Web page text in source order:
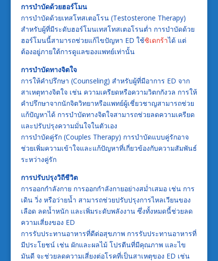
การบำบัดด้วยฮอร์โมน
การบำบัดด้วยเทสโทสเตอโรน (Testosterone Therapy)
สำหรับผู้ที่มีระดับฮอร์โมนเทสโทสเตอโรนต่ำ การบำบัดด้วย
ฮอร์โมนนี้สามารถช่วยแก้ไขปัญหา ED ใช้ซิเดกร้าได้ แต่
ต้องอยู่ภายใต้การดูแลของแพทย์เท่านั้น
การบำบัดทางจิตใจ
การให้คำปรึกษา (Counseling) สำหรับผู้ที่มีอาการ ED จาก
สาเหตุทางจิตใจ เช่น ความเครียดหรือความวิตกกังวล การให้
คำปรึกษาจากนักจิตวิทยาหรือแพทย์ผู้เชี่ยวชาญสามารถช่วย
แก้ปัญหาได้ การบำบัดทางจิตใจสามารถช่วยลดความเครียด
และปรับปรุงความมั่นใจในตัวเอง
การบำบัดคู่รัก (Couples Therapy) การบำบัดแบบคู่รักอาจ
ช่วยเพิ่มความเข้าใจและแก้ปัญหาที่เกี่ยวข้องกับความสัมพันธ์
ระหว่างคู่รัก
การปรับปรุงวิถีชีวิต
การออกกำลังกาย การออกกำลังกายอย่างสม่ำเสมอ เช่น การ
เดิน วิ่ง หรือว่ายน้ำ สามารถช่วยปรับปรุงการไหลเวียนของ
เลือด ลดน้ำหนัก และเพิ่มระดับพลังงาน ซึ่งทั้งหมดนี้ช่วยลด
ความเสี่ยงของ ED
การรับประทานอาหารที่ดีต่อสุขภาพ การรับประทานอาหารที่
มีประโยชน์ เช่น ผักและผลไม้ โปรตีนที่มีคุณภาพ และไข
มันดี จะช่วยลดความเสี่ยงต่อโรคที่เป็นสาเหตุของ ED เช่น